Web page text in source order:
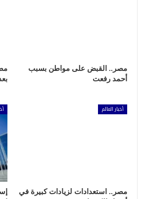
مصر.. القبض على مواطن بسبب
أحمد رفعت
أخبار العالم
مصر.. استعدادات لزيادات كبيرة في